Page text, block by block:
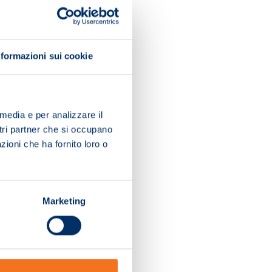
sui cookie
e per analizzare il
partner che si occupano
che ha fornito loro o
Marketing